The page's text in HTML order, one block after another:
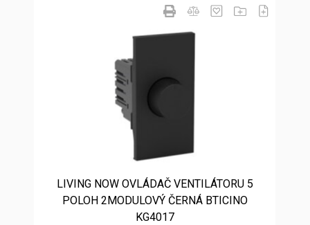
LIVING NOW OVLÁDAČ VENTILÁTORU 5
POLOH 2MODULOVÝ ČERNÁ BTICINO
KG4017